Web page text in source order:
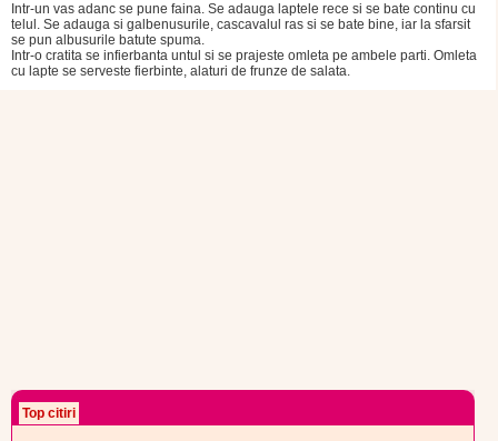
Intr-un vas adanc se pune faina. Se adauga laptele rece si se bate continu cu
telul. Se adauga si galbenusurile, cascavalul ras si se bate bine, iar la sfarsit
se pun albusurile batute spuma.
Intr-o cratita se infierbanta untul si se prajeste omleta pe ambele parti. Omleta
cu lapte se serveste fierbinte, alaturi de frunze de salata.
Top citiri